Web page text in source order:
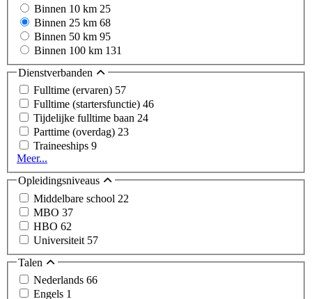
Binnen 10 km 25
Binnen 25 km 68
Binnen 50 km 95
Binnen 100 km 131
Dienstverbanden
Fulltime (ervaren) 57
Fulltime (startersfunctie) 46
Tijdelijke fulltime baan 24
Parttime (overdag) 23
Traineeships 9
Meer...
Opleidingsniveaus
Middelbare school 22
MBO 37
HBO 62
Universiteit 57
Talen
Nederlands 66
Engels 1